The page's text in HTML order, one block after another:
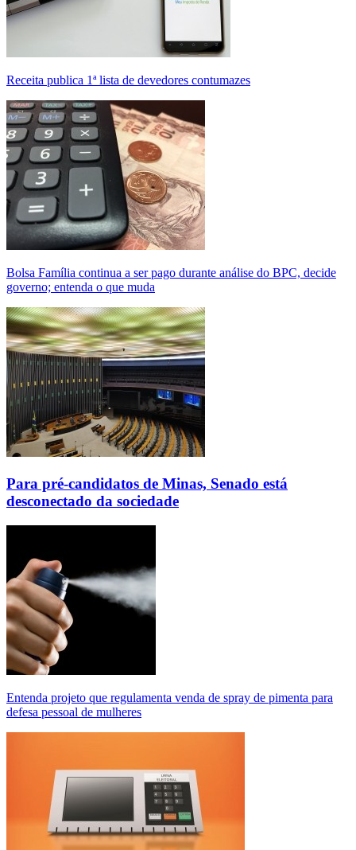
Receita publica 1ª lista de devedores contumazes
Bolsa Família continua a ser pago durante análise do BPC, decide
governo; entenda o que muda
Para pré-candidatos de Minas, Senado está
desconectado da sociedade
Entenda projeto que regulamenta venda de spray de pimenta para
defesa pessoal de mulheres